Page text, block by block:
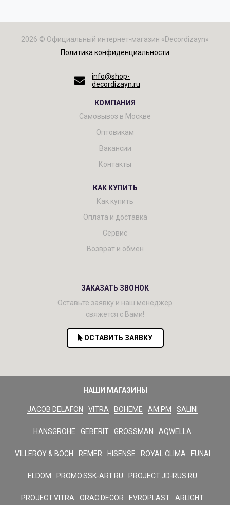
2026 © Официальный интернет-магазин «Decordizayn»
Политика конфиденциальности
info@shop-
decordizayn.ru
КОМПАНИЯ
Самовывоз в Москве
Оптовикам
Вакансии
Контакты
КАК КУПИТЬ
Как купить
Оплата и доставка
Сервис
Возврат и обмен
ЗАКАЗАТЬ ЗВОНОК
Оставьте заявку и наш менеджер
свяжется с Вами!
ОСТАВИТЬ ЗАЯВКУ
НАШИ МАГАЗИНЫ
JACOB DELAFON VITRA BOHEME AM.PM SALINI
HANSGROHE GEBERIT GROSSMAN AQWELLA
VILLEROY & BOCH REMER HISENSE ROYAL CLIMA FUNAI
ELDOM PROMO.SSK-ART.RU PROJECT.JD-RUS.RU
PROJECT.VITRA ORAC DECOR EVROPLAST ARLIGHT